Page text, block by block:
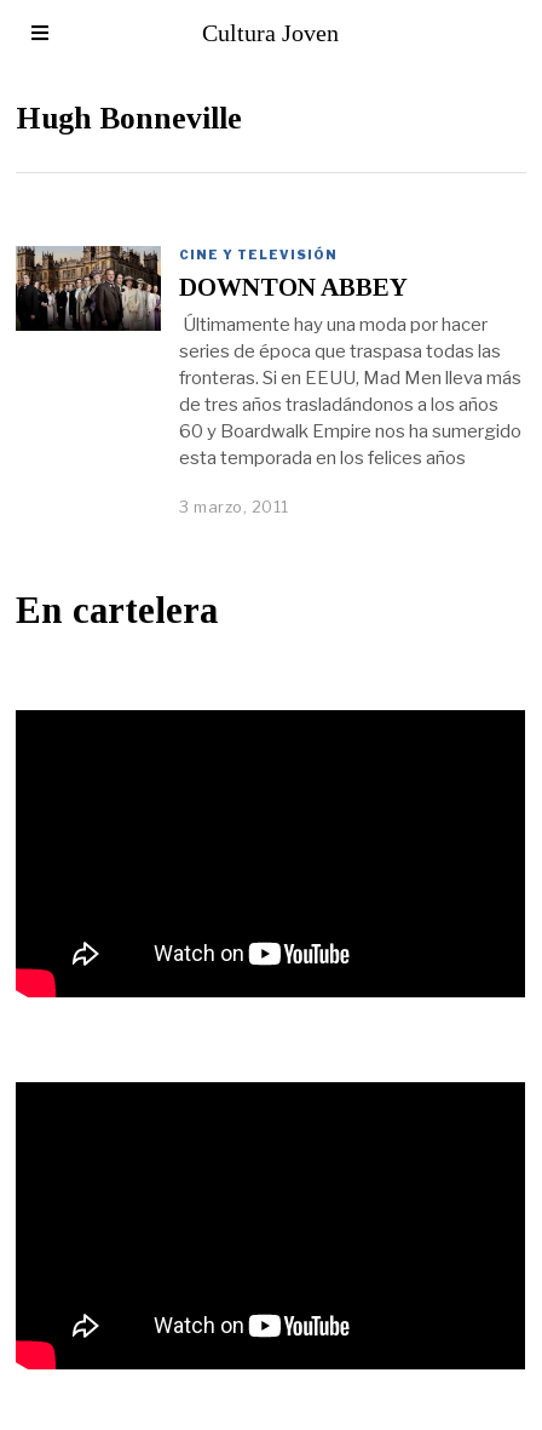
Cultura Joven
Hugh Bonneville
CINE Y TELEVISIÓN
DOWNTON ABBEY
Últimamente hay una moda por hacer
series de época que traspasa todas las
fronteras. Si en EEUU, Mad Men lleva más
de tres años trasladándonos a los años
60 y Boardwalk Empire nos ha sumergido
esta temporada en los felices años
3 marzo, 2011
En cartelera